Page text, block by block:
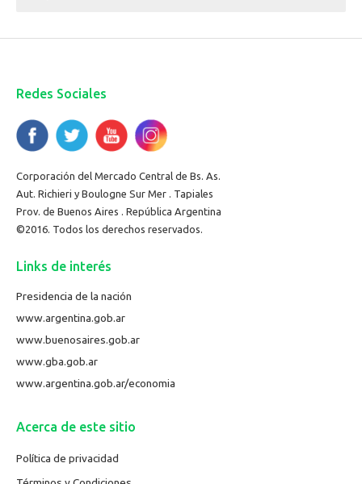
Redes Sociales
Corporación del Mercado Central de Bs. As.
Aut. Richieri y Boulogne Sur Mer . Tapiales
Prov. de Buenos Aires . República Argentina
©2016. Todos los derechos reservados.
Links de interés
Presidencia de la nación
www.argentina.gob.ar
www.buenosaires.gob.ar
www.gba.gob.ar
www.argentina.gob.ar/economia
Acerca de este sitio
Política de privacidad